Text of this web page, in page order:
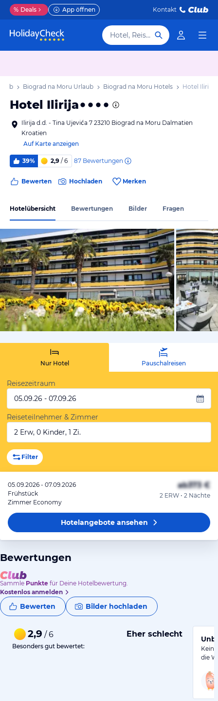
% Deals App öffnen Kontakt
Hotel, Reiseziel
Biograd na Moru Urlaub Biograd na Moru Hotels Hotel Ilirija
Hotel Ilirija
Ilirija d.d. - Tina Ujevića 7 23210 Biograd na Moru Dalmatien
Kroatien
Auf Karte anzeigen
39% 2,9 / 6 87 Bewertungen
Bewerten Hochladen Merken
Hotelübersicht Bewertungen Bilder Fragen
vom
Nur Hotel Pauschalreisen
Reisezeitraum
05.09.26 - 07.09.26
Reiseteilnehmer & Zimmer
2 Erw, 0 Kinder, 1 Zi.
Filter
05.09.2026 - 07.09.2026
Frühstück
Zimmer Economy
ab373 €
2 ERW • 2 Nächte
Hotelangeboteansehen
Bewertungen
Sammle Punkte für Deine Hotelbewertung.
Kostenlos anmelden
Bewerten Bilder hochladen
2,9 / 6 Eher schlecht
Besonders gut bewertet:
Kein
die